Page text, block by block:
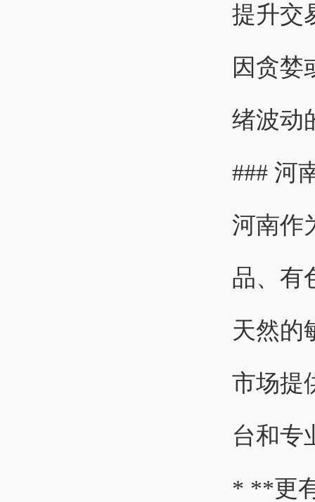
提升交
因贪婪
绪波动
### 河
河南作
品、有
天然的
市场提
台和专
* **更